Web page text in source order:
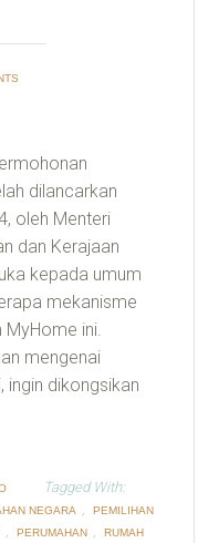
dilancarkan
oleh Menteri
dan Kerajaan
kepada umum
mekanisme
ini.
mengenai
ingin dikongsikan
Tagged With:
NEGARA ,
PEMILIHAN
, PERUMAHAN ,
RUMAH